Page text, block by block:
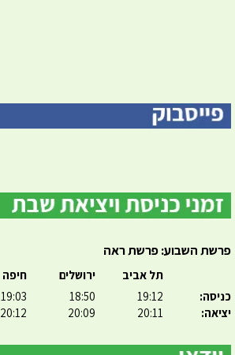
פרשת השבוע: פרשת ראה
כניסה:
יציאה:
תל אביב
19:12
20:11
ירושלים
18:50
20:09
חיפה
19:03
20:12